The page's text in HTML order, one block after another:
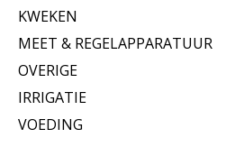
KWEKEN
MEET & REGELAPPARATUUR
OVERIGE
IRRIGATIE
VOEDING